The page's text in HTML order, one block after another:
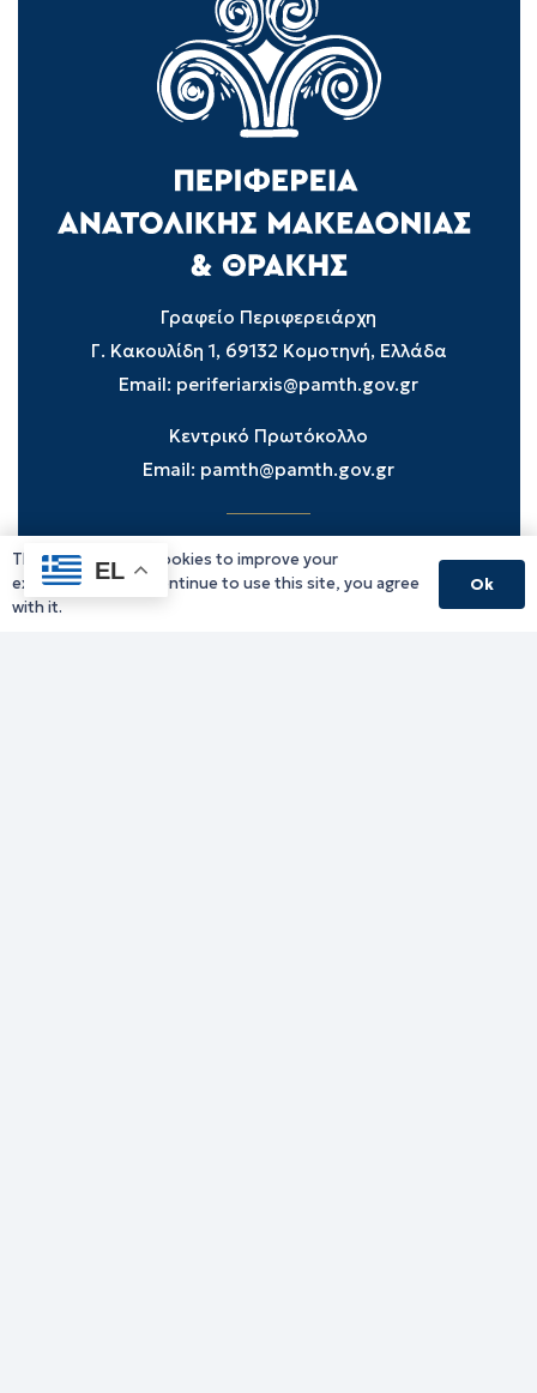
Γραφείο Περιφερειάρχη
Γ. Κακουλίδη 1, 69132 Κομοτηνή, Ελλάδα
Email: periferiarxis@pamth.gov.gr
Κεντρικό Πρωτόκολλο
Email: pamth@pamth.gov.gr
Υπηρεσίες Δράμας
Υπηρεσίες Καβάλας
EL
This website uses cookies to improve your
experience. If you continue to use this site, you agree
with it.
Ok